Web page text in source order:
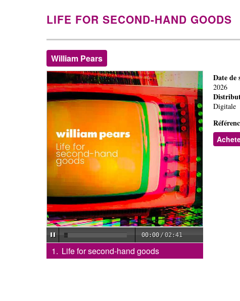
LIFE FOR SECOND-HAND GOODS
William Pears
00:00 /02:41
Life for second-hand goods
Date de
2026
Digitale